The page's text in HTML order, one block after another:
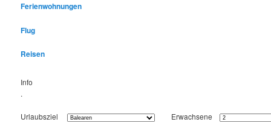
Ferienwohnungen
Flug
Reisen
Info
.
Urlaubsziel
Erwachsene